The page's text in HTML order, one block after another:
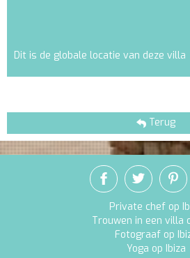
Dit is de globale locatie van deze villa
Terug
Private chef op
Trouwen in een villa
Fotograaf op
Yoga op Ibiza